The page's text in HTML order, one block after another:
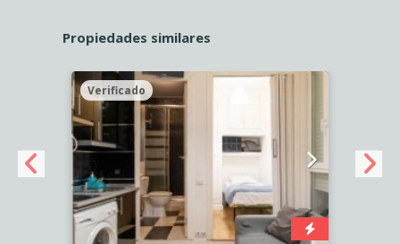
Propiedades similares
Verificado